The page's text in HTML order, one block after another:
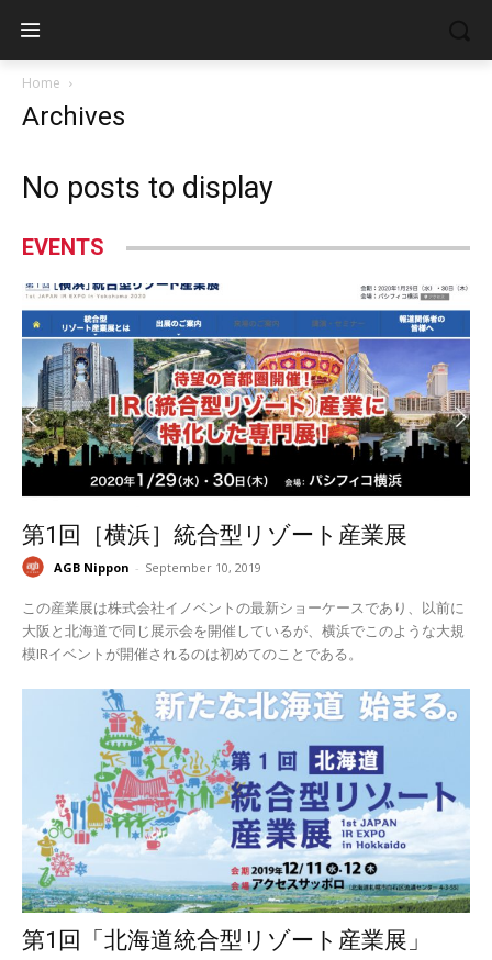
Home
Archives
No posts to display
EVENTS
第1回［横浜］統合型リゾート産業展
AGB Nippon - September 10, 2019
この産業展は株式会社イノベントの最新ショーケースであり、以前に
大阪と北海道で同じ展示会を開催しているが、横浜でこのような大規
模IRイベントが開催されるのは初めてのことである。
第1回「北海道統合型リゾート産業展」